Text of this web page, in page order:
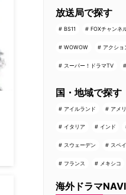
放送局で探す
BS11 FOXチャンネ
WOWOW アクショ
スーパー！ドラマTV
国・地域で探す
アイルランド アメ
イタリア インド
スウェーデン スペ
フランス メキシコ
海外ドラマ